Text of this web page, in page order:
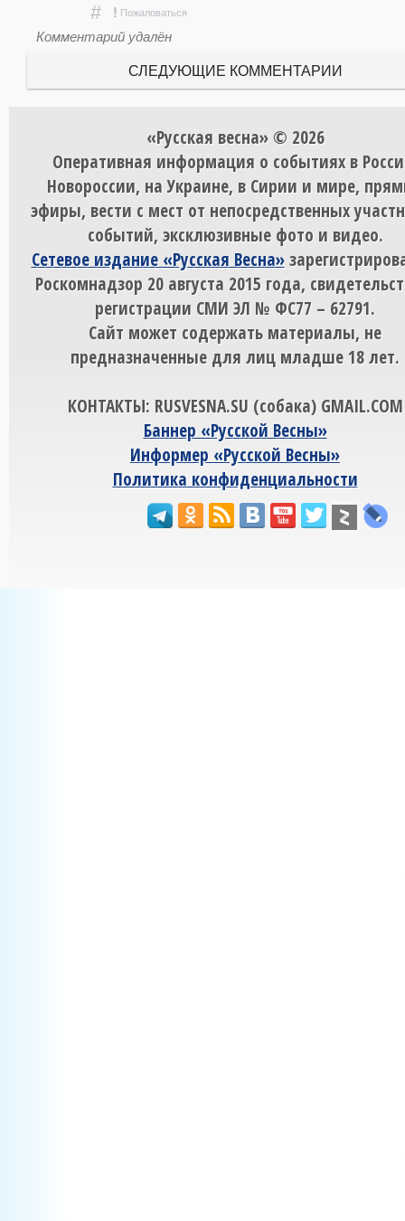
# ! Пожаловаться
Комментарий удалён
СЛЕДУЮЩИЕ КОММЕНТАРИИ
«Русская весна» © 2026
Оперативная информация о событиях в
Новороссии, на Украине, в Сирии и мире,
эфиры, вести с мест от непосредственных
событий, эксклюзивные фото и видео.
Сетевое издание «Русская Весна»
Роскомнадзор 20 августа 2015 года,
регистрации СМИ ЭЛ № ФС77 – 62791.
Сайт может содержать материалы, не
предназначенные для лиц младше 18 лет.
КОНТАКТЫ: RUSVESNA.SU (собака) GMAIL.COM
Баннер «Русской Весны»
Информер «Русской Весны»
Политика конфиденциальности